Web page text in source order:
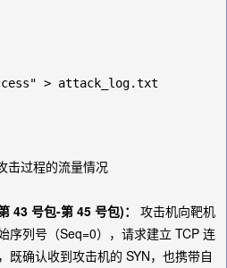
> attack_log.txt
击过程的流量情况
43 号包-第 45 号包)：
攻击机向靶机
序列号（Seq=0），请求建立 TCP 连
既确认收到攻击机的 SYN，也携带自